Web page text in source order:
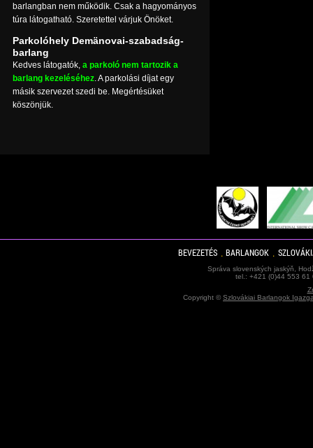
barlangban nem működik. Csak a hagyományos
túra látogatható. Szeretettel várjuk Önöket.
Parkolóhely Demänovai-szabadság-
barlang
Kedves látogatók, a parkoló nem tartozik a
barlang kezeléséhez . A parkolási díjat egy
másik szervezet szedi be. Megértésüket
köszönjük.
BEVEZETÉS BARLANGOK
Správa slovenských jaskýň,
tel.: +421 (0)44 553
Copyright ©Szlovákiai Barlangok